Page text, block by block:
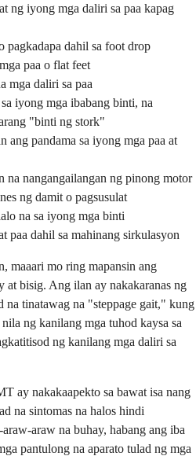
ng iyong mga daliri sa paa kapag
pagkadapa dahil sa foot drop
paa o flat feet
mga daliri sa paa
iyong mga ibabang binti, na
"binti ng stork"
ang pandama sa iyong mga paa at
na nangangailangan ng pinong motor
ng damit o pagsusulat
na sa iyong mga binti
paa dahil sa mahinang sirkulasyon
maaari mo ring mapansin ang
at bisig. Ang ilan ay nakakaranas ng
na tinatawag na "steppage gait," kung
nila ng kanilang mga tuhod kaysa sa
ng kanilang mga daliri sa
ay nakakaapekto sa bawat isa nang
na sintomas na halos hindi
araw na buhay, habang ang iba
pantulong na aparato tulad ng mga